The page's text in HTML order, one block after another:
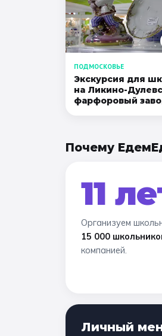
ПОДМОСКОВЬЕ
Экскурсия для
на Ликино-
фарфоровый
Почему
11
Организуем
15 000
компанией.
Личный